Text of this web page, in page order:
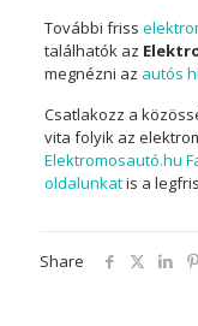
További friss
találhatók az
megnézni az autós
Csatlakozz a
vita folyik az
Elektromosautó.hu
oldalunkatis a
Share